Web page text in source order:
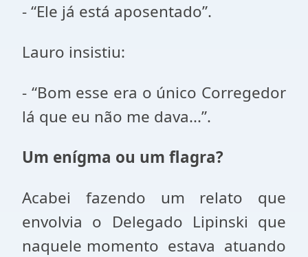
- “Ele já está aposentado”.
Lauro insistiu:
- “Bom esse era o único Corregedor
lá que eu não me dava...”.
Um enígma ou um flagra?
Acabei fazendo um relato que
envolvia o Delegado Lipinski que
naquele momento estava atuando